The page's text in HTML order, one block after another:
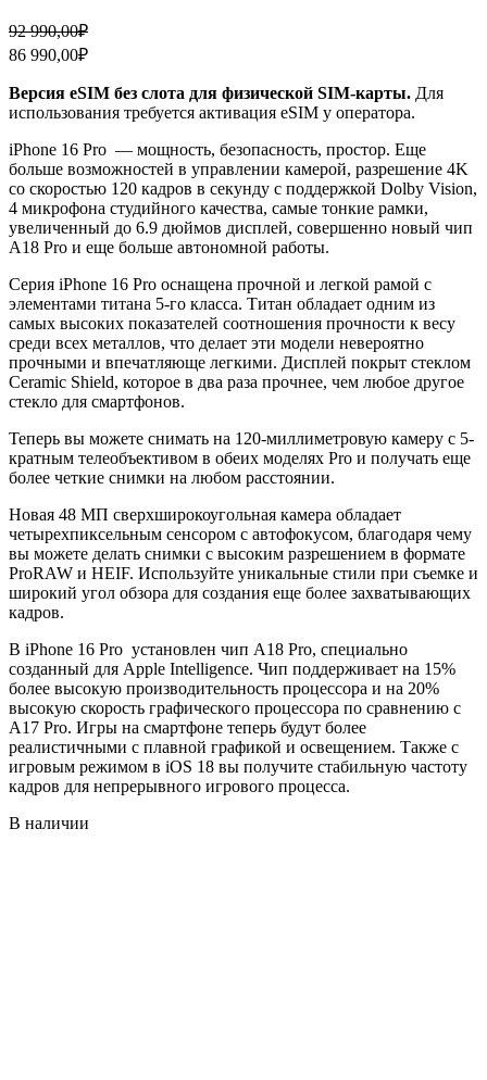
92 990,00₽
Первоначальная
цена
составляла
92
990,00₽.
86 990,00₽
Текущая
цена:
86
990,00₽.
Версия eSIM без слота для физической SIM-карты. Для
использования требуется активация eSIM у оператора.
iPhone 16 Pro — мощность, безопасность, простор. Еще
больше возможностей в управлении камерой, разрешение 4K
со скоростью 120 кадров в секунду с поддержкой Dolby Vision,
4 микрофона студийного качества, самые тонкие рамки,
увеличенный до 6.9 дюймов дисплей, совершенно новый чип
A18 Pro и еще больше автономной работы.
Серия iPhone 16 Pro оснащена прочной и легкой рамой с
элементами титана 5-го класса. Титан обладает одним из
самых высоких показателей соотношения прочности к весу
среди всех металлов, что делает эти модели невероятно
прочными и впечатляюще легкими. Дисплей покрыт стеклом
Ceramic Shield, которое в два раза прочнее, чем любое другое
стекло для смартфонов.
Теперь вы можете снимать на 120-миллиметровую камеру с 5-
кратным телеобъективом в обеих моделях Pro и получать еще
более четкие снимки на любом расстоянии.
Новая 48 МП сверхширокоугольная камера обладает
четырехпиксельным сенсором с автофокусом, благодаря чему
вы можете делать снимки с высоким разрешением в формате
ProRAW и HEIF. Используйте уникальные стили при съемке и
широкий угол обзора для создания еще более захватывающих
кадров.
В iPhone 16 Pro установлен чип A18 Pro, специально
созданный для Apple Intelligence. Чип поддерживает на 15%
более высокую производительность процессора и на 20%
высокую скорость графического процессора по сравнению с
A17 Pro. Игры на смартфоне теперь будут более
реалистичными с плавной графикой и освещением. Также с
игровым режимом в iOS 18 вы получите стабильную частоту
кадров для непрерывного игрового процесса.
В наличии